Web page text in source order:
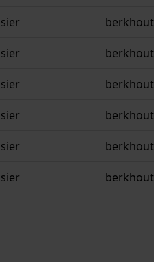
berkhout
berkhout
berkhout
berkhout
berkhout
berkhout